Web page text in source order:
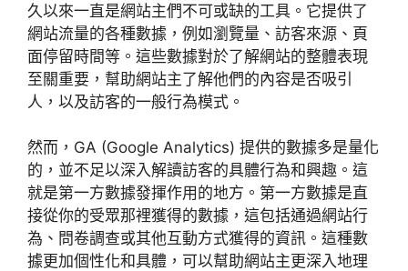
久以來一直是網站主們不可或缺的工具。它提供了
網站流量的各種數據，例如瀏覽量、訪客來源、頁
面停留時間等。這些數據對於了解網站的整體表現
至關重要，幫助網站主了解他們的內容是否吸引
人，以及訪客的一般行為模式。
然而，GA (Google Analytics) 提供的數據多是量化
的，並不足以深入解讀訪客的具體行為和興趣。這
就是第一方數據發揮作用的地方。第一方數據是直
接從你的受眾那裡獲得的數據，這包括通過網站行
為、問卷調查或其他互動方式獲得的資訊。這種數
據更加個性化和具體，可以幫助網站主更深入地理